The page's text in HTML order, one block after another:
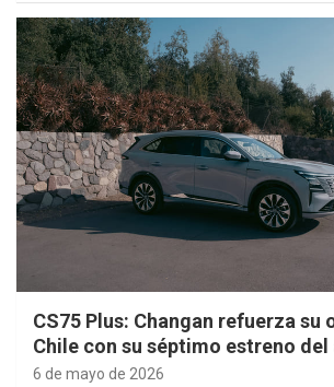
CS75 Plus: Changan refuerza su
Chile con su séptimo estreno del
6 de mayo de 2026